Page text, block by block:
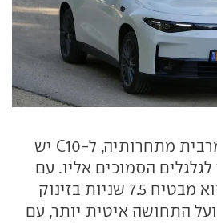
בשונה ממרבית מתחרותיה, ל-C10 יש
הסמוכים אליו. עם
הספק של 215 כ"ס הוא מבטיח 7.5 שניות בזינוק
בפועל התחושה איטית יותר, עם